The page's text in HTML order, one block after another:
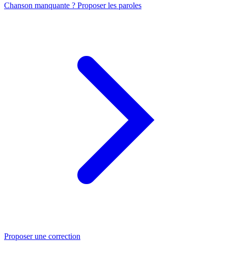
Chanson manquante ? Proposer les paroles
Proposer une correction